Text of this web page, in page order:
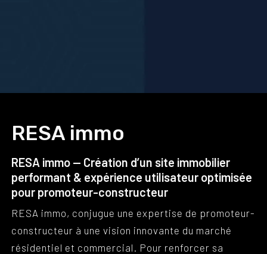
RESA immo
RESA immo — Création d’un site immobilier
performant & expérience utilisateur optimisée
pour promoteur-constructeur
RESA immo, conjugue une expertise de promoteur-
constructeur à une vision innovante du marché
résidentiel et commercial. Pour renforcer sa